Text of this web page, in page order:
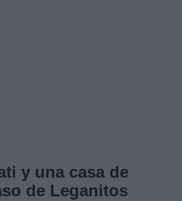
y una casa de
de Leganitos